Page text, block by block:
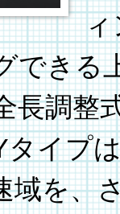
ィ
できる
長調整
タイプ
域を、